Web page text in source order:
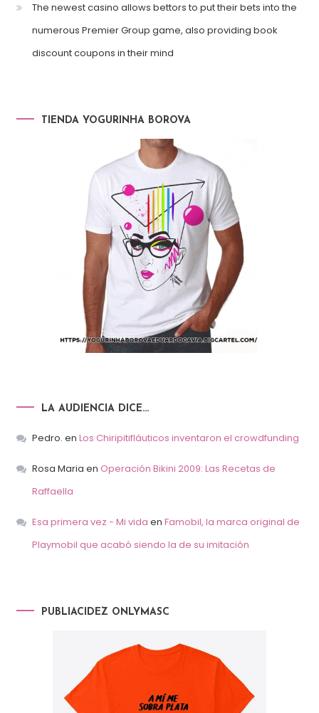
The newest casino allows bettors to put their bets into the
numerous Premier Group game, also providing book
discount coupons in their mind
TIENDA YOGURINHA BOROVA
LA AUDIENCIA DICE…
Pedro. en Los Chiripitifláuticos inventaron el crowdfunding
Rosa Maria en Operación Bikini 2009: Las Recetas de
Raffaella
Esa primera vez - Mi vida en Famobil, la marca original de
Playmobil que acabó siendo la de su imitación
PUBLIACIDEZ ONLYMASC